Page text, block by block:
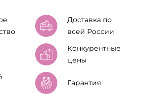
Доставка по
всей России
Конкурентные
цены
Гарантия